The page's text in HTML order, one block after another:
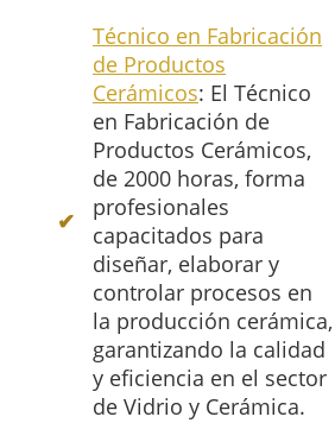
Técnico en Fabricación
de Productos
Cerámicos: El Técnico
en Fabricación de
Productos Cerámicos,
de 2000 horas, forma
profesionales
capacitados para
diseñar, elaborar y
controlar procesos en
la producción cerámica,
garantizando la calidad
y eficiencia en el sector
de Vidrio y Cerámica.